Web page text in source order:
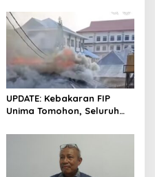
Laporan Dugaan Korupsi
Dana Desa
UPDATE: Kebakaran FIP
Unima Tomohon, Seluruh
Terbakar